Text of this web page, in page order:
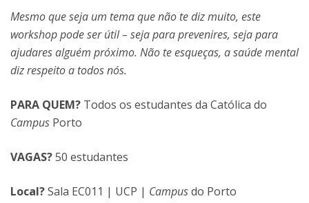
Mesmo que seja um tema que não te diz muito, este
workshop pode ser útil – seja para prevenires, seja para
ajudares alguém próximo. Não te esqueças, a saúde mental
diz respeito a todos nós.
PARA QUEM? Todos os estudantes da Católica do
Campus Porto
VAGAS?50 estudantes
Local?Sala EC011 | UCP | Campusdo Porto